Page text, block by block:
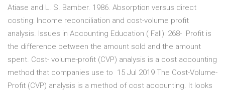
Atiase and L. S. Bamber. 1986. Absorption versus direct
costing: Income reconciliation and cost-volume profit
analysis. Issues in Accounting Education ( Fall): 268- Profit is
the difference between the amount sold and the amount
spent. Cost- volume-profit (CVP) analysis is a cost accounting
method that companies use to 15 Jul 2019 The Cost-Volume-
Profit (CVP) analysis is a method of cost accounting. It looks